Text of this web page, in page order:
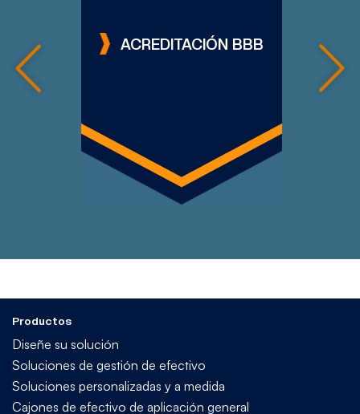
ACREDITACIÓN BBB
Calificación A+
Productos
Diseñe su solución
Soluciones de gestión de efectivo
Soluciones personalizadas y a medida
Cajones de efectivo de aplicación general